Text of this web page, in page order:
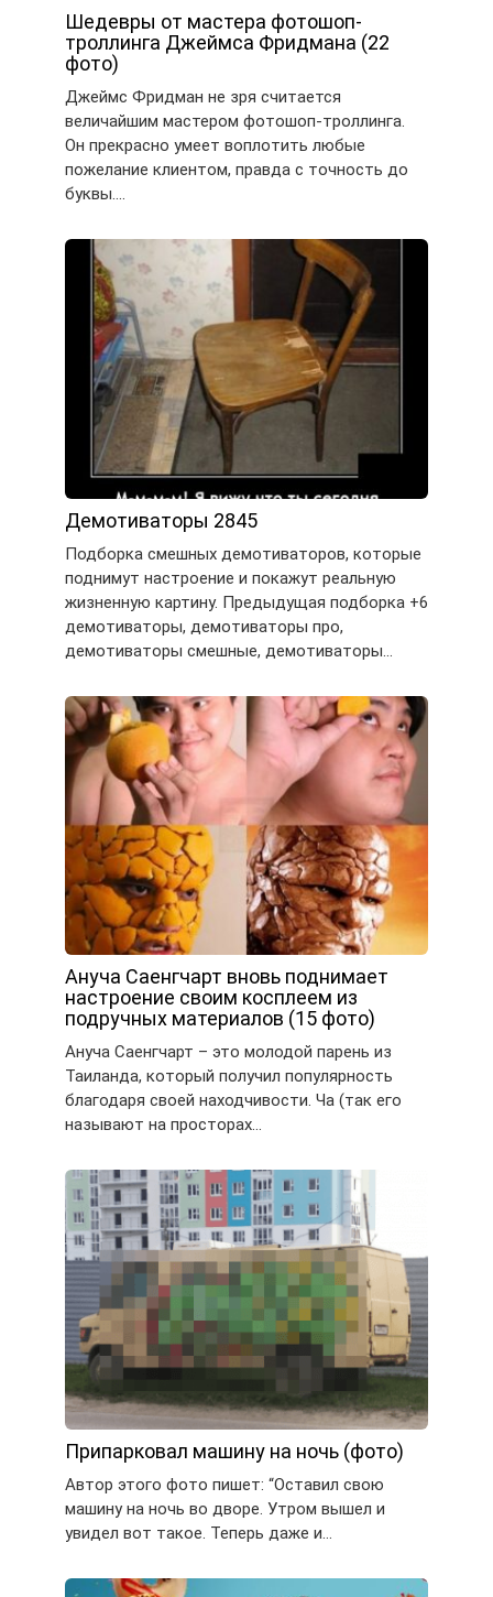
Шедевры от мастера фотошоп-
троллинга Джеймса Фридмана (22
фото)
Джеймс Фридман не зря считается
величайшим мастером фотошоп-троллинга.
Он прекрасно умеет воплотить любые
пожелание клиентом, правда с точность до
буквы….
Демотиваторы 2845
Подборка смешных демотиваторов, которые
поднимут настроение и покажут реальную
жизненную картину. Предыдущая подборка +6
демотиваторы, демотиваторы про,
демотиваторы смешные, демотиваторы…
Ануча Саенгчарт вновь поднимает
настроение своим косплеем из
подручных материалов (15 фото)
Ануча Саенгчарт – это молодой парень из
Таиланда, который получил популярность
благодаря своей находчивости. Ча (так его
называют на просторах…
Припарковал машину на ночь (фото)
Автор этого фото пишет: “Оставил свою
машину на ночь во дворе. Утром вышел и
увидел вот такое. Теперь даже и…